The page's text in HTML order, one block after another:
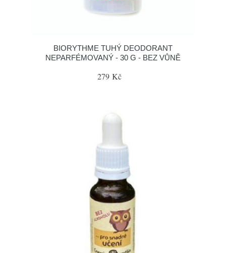
BIORYTHME TUHÝ DEODORANT
NEPARFÉMOVANÝ - 30 G - BEZ VŮNĚ
279 Kč